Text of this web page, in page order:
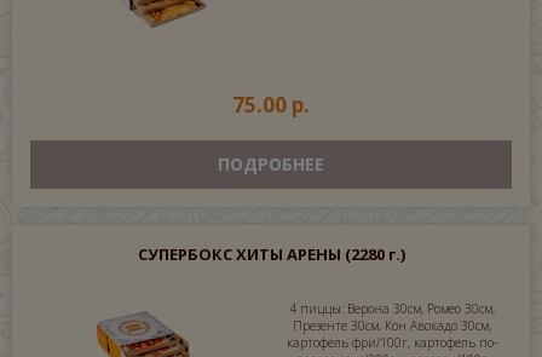
75.00 р.
ПОДРОБНЕЕ
СУПЕРБОКС ХИТЫ АРЕНЫ (2280 г.)
4 пиццы: Верона 30см, Ромео 30см,
Презенте 30см, Кон Авокадо 30см,
картофель фри/100г, картофель по-